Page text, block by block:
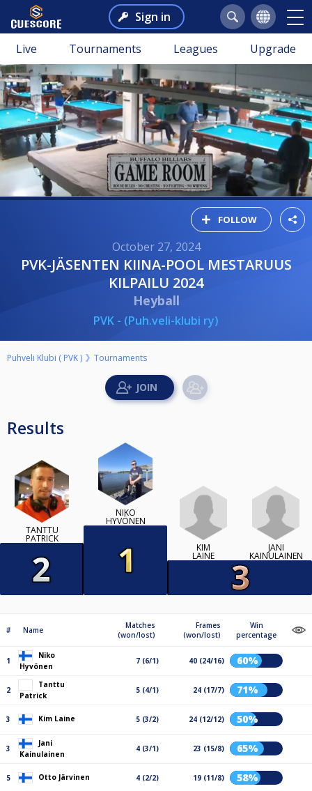
Sign in
Live Tournaments Leagues Upgrade
FOLLOW
October 27, 2024
PVK-JÄSENTEN KIINA-POOL MESTARUUS
KILPAILU 2024
Heyball
PVK - (Puh.veli-klubi ry)
Puhveli Klubi ( PVK ) Tournaments
Results
TANTTU
PATRICK
NIKO
HYVÖNEN
KIM
LAINE
JANI
KAINULAINEN
# Name
Matches
(won/lost)
Frames
(won/lost)
Win
percentage
1
Niko
Hyvönen
7 (6/1) 40 (24/16) 60%
2
Tanttu
Patrick
5 (4/1) 24 (17/7) 71%
3 Kim Laine 5 (3/2) 24 (12/12) 50%
3
Jani
Kainulainen
4 (3/1) 23 (15/8) 65%
5 Otto Järvinen 4 (2/2) 19 (11/8) 58%